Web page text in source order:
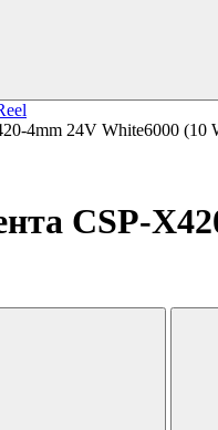
4mm 24V White6000
CSP-